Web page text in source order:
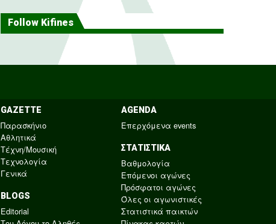
Follow Kifines
GAZETTE
Παρασκήνιο
Αθλητικά
Τέχνη/Μουσική
Τεχνολογία
Γενικά
BLOGS
Editorial
AGENDA
Επερχόμενα events
ΣΤΑΤΙΣΤΙΚΑ
Βαθμολογία
Επόμενοι αγώνες
Πρόσφατοι αγώνες
Όλες οι αγωνιστικές
Στατιστικά παικτών